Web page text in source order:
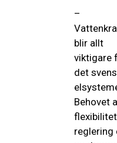
–
blir allt
viktigare
det
Behovet
reglering